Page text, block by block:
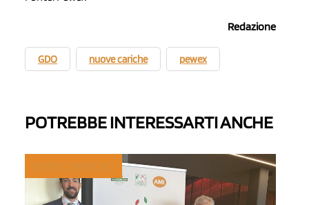
Redazione
GDO nuove cariche pewex
POTREBBE INTERESSARTI ANCHE